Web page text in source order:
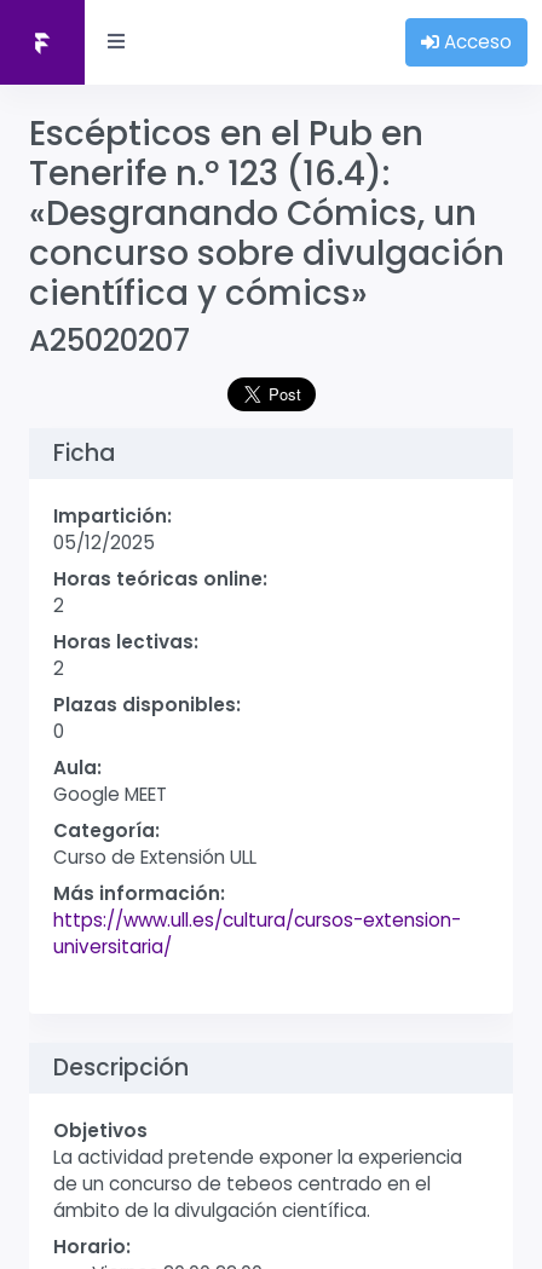
Acceso
Escépticos en el Pub en
Tenerife n.º 123 (16.4):
«Desgranando Cómics, un
concurso sobre divulgación
científica y cómics»
A25020207
Ficha
Impartición:
05/12/2025
Horas teóricas online:
2
Horas lectivas:
2
Plazas disponibles:
0
Aula:
Google MEET
Categoría:
Curso de Extensión ULL
Más información:
https://www.ull.es/cultura/cursos-extension-
universitaria/
Descripción
Objetivos
La actividad pretende exponer la experiencia
de un concurso de tebeos centrado en el
ámbito de la divulgación científica.
Horario: